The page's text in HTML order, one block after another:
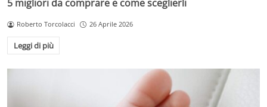
5 migliori da comprare e come sceglierli
Roberto Torcolacci 26 Aprile 2026
Leggi di più